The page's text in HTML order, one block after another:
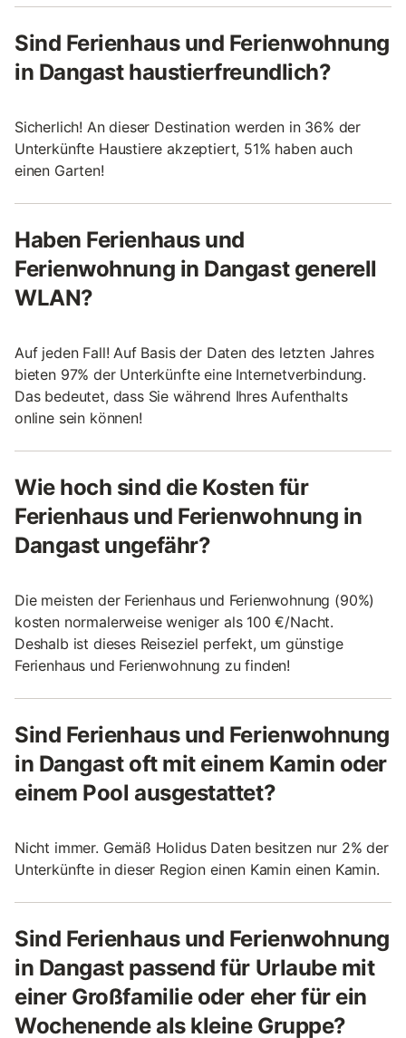
Sind Ferienhaus und Ferienwohnung
in Dangast haustierfreundlich?
Sicherlich! An dieser Destination werden in 36% der
Unterkünfte Haustiere akzeptiert, 51% haben auch
einen Garten!
Haben Ferienhaus und
Ferienwohnung in Dangast generell
WLAN?
Auf jeden Fall! Auf Basis der Daten des letzten Jahres
bieten 97% der Unterkünfte eine Internetverbindung.
Das bedeutet, dass Sie während Ihres Aufenthalts
online sein können!
Wie hoch sind die Kosten für
Ferienhaus und Ferienwohnung in
Dangast ungefähr?
Die meisten der Ferienhaus und Ferienwohnung (90%)
kosten normalerweise weniger als 100 €/Nacht.
Deshalb ist dieses Reiseziel perfekt, um günstige
Ferienhaus und Ferienwohnung zu finden!
Sind Ferienhaus und Ferienwohnung
in Dangast oft mit einem Kamin oder
einem Pool ausgestattet?
Nicht immer. Gemäß Holidus Daten besitzen nur 2% der
Unterkünfte in dieser Region einen Kamin einen Kamin.
Sind Ferienhaus und Ferienwohnung
in Dangast passend für Urlaube mit
einer Großfamilie oder eher für ein
Wochenende als kleine Gruppe?